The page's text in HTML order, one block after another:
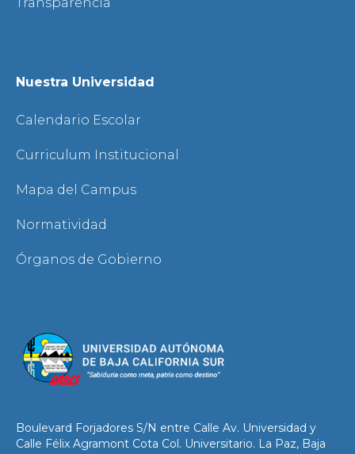
Nuestra Universidad
Calendario Escolar
Curriculum Institucional
Mapa del Campus
Normatividad
Órganos de Gobierno
Boulevard Forjadores S/N entre Calle Av. Universidad y
Calle Félix Agramont Cota Col. Universitario. La Paz, Baja